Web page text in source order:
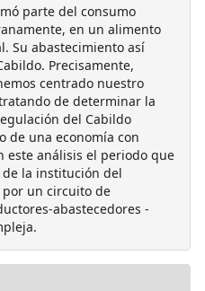
parte del consumo
en un alimento
Su abastecimiento así
Precisamente,
centrado nuestro
de determinar la
del Cabildo
de una economía con
este análisis el periodo que
la institución del
por un circuito de
abastecedores -